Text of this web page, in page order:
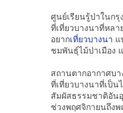
ศูนย์เรียนรู้ป่าในก
ที่เที่ยวบางนาที่หล
อยากเที่ยวบางนา แ
ชมพันธุ์ไม้ป่าเมือง
สถานตากอากาศบ
ที่เที่ยวบางนาที่เป็น
สัมผัสธรรมชาติอัน
ช่วงพฤศจิกายนถึง